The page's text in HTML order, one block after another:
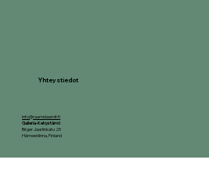
Yhteystiedot
info@raamidaamit.fi
Galleria-Kehystämö
Birger Jaarlinkatu 25
Hämeenlinna, Finland